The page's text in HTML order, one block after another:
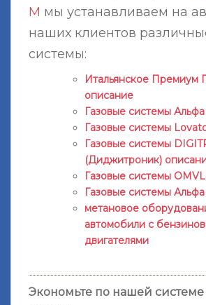
М мы устанавливаем на
наших клиентов
системы:
Итальянское Премиум
описание
Газовые системы
Газовые системы
Газовые системы
(Диджитроник)
Газовые системы
Газовые системы
метановое
автомобили с
двигателями
Экономьте по нашей